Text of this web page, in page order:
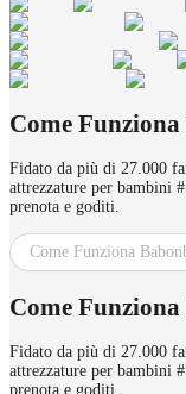
Come
Fidato da più di 27.000
attrezzature per bambini
prenota e goditi.
Come Funziona
Come
Fidato da più di 27.000
attrezzature per bambini
prenota e goditi.